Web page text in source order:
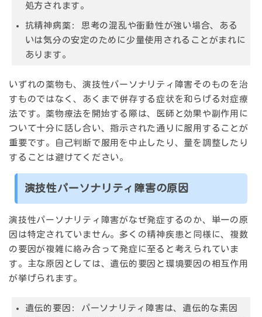
処方されます。
抗精神病薬 : 思考の混乱や衝動性が強い場合、ある
いは気分の安定のために少量使用されることがまれに
あります。
いずれの薬物も、演技性パーソナリティ障害そのものを治
すものではなく、あくまで併存する症状を和らげる対症療
法です。薬物療法を開始する際は、医師と効果や副作用に
ついて十分に話し合い、指示された通りに服用することが
重要です。自己判断で服用を中止したり、量を調整したり
することは避けてください。
演技性パーソナリティ障害の原因
演技性パーソナリティ障害がなぜ発症するのか、単一の原
因は特定されていません。多くの精神疾患と同様に、複数
の要因が複雑に絡み合って発症に至ると考えられていま
す。主な原因としては、遺伝的要因と環境要因の相互作用
が挙げられます。
遺伝的要因 : パーソナリティ障害は、遺伝的な素因